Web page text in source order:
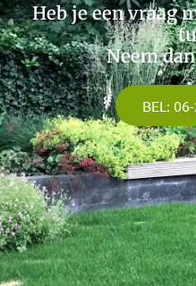
Heb je een vraag
Neem
BEL: